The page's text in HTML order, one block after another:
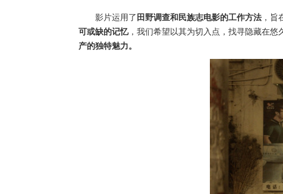
影片运用了 田野调查和民族志电影的工作方法 ，
可或缺的记忆，我们希望以其为切入点，找寻隐藏在悠
产的独特魅力。